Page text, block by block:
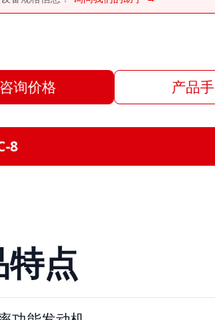
咨询价格 产品
8
特点